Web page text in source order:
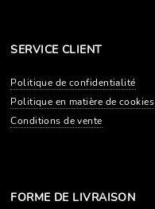
SERVICE CLIENT
Politique de confidentialité
Politique en matière de cookies
Conditions de vente
FORME DE LIVRAISON